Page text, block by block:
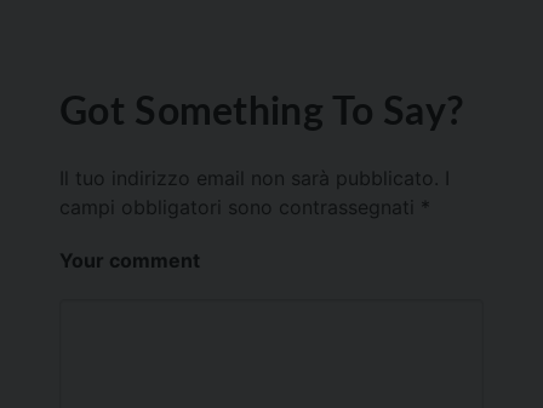
Got Something To Say?
Il tuo indirizzo email non sarà pubblicato.
campi obbligatori sono contrassegnati *
Your comment